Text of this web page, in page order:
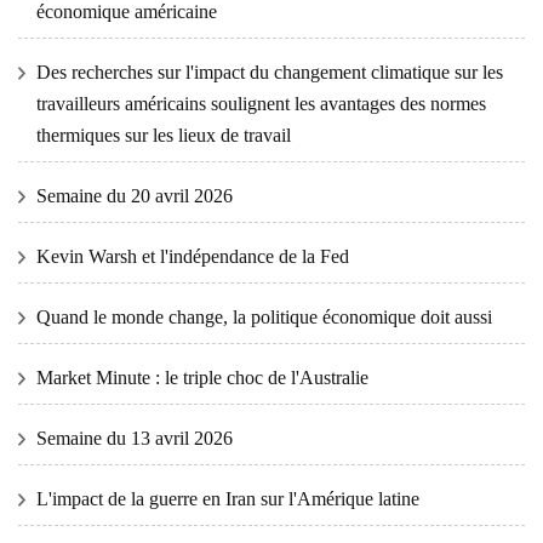
économique américaine
Des recherches sur l'impact du changement climatique sur les
travailleurs américains soulignent les avantages des normes
thermiques sur les lieux de travail
Semaine du 20 avril 2026
Kevin Warsh et l'indépendance de la Fed
Quand le monde change, la politique économique doit aussi
Market Minute : le triple choc de l'Australie
Semaine du 13 avril 2026
L'impact de la guerre en Iran sur l'Amérique latine